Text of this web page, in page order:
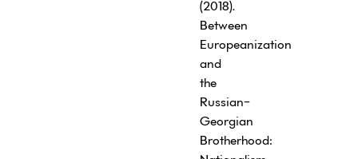
(2018).
Between
Europeanization
and
the
Russian-
Georgian
Brotherhood: